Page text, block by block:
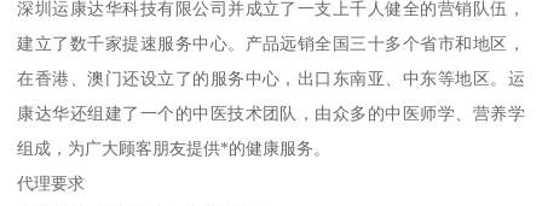
深圳运康达华科技有限公司并成立了一支上千人健全的营销队伍，
建立了数千家提速服务中心。产品远销全国三十多个省市和地区，
在香港、澳门还设立了的服务中心，出口东南亚、中东等地区。运
康达华还组建了一个的中医技术团队，由众多的中医师学、营养学
组成，为广大顾客朋友提供*的健康服务。
代理要求